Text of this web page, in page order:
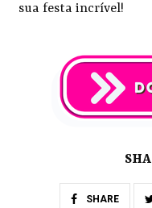
sua festa incrível!
SHARE